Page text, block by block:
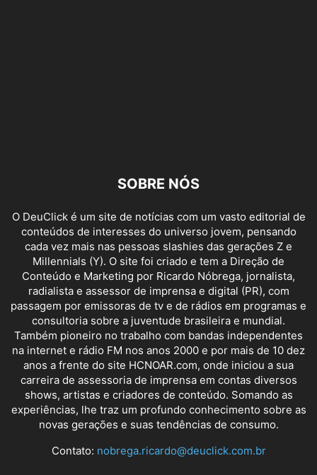
SOBRE NÓS
O DeuClick é um site de notícias com um vasto editorial de
conteúdos de interesses do universo jovem, pensando
cada vez mais nas pessoas slashies das gerações Z e
Millennials (Y). O site foi criado e tem a Direção de
Conteúdo e Marketing por Ricardo Nóbrega, jornalista,
radialista e assessor de imprensa e digital (PR), com
passagem por emissoras de tv e de rádios em programas e
consultoria sobre a juventude brasileira e mundial.
Também pioneiro no trabalho com bandas independentes
na internet e rádio FM nos anos 2000 e por mais de 10 dez
anos a frente do site HCNOAR.com, onde iniciou a sua
carreira de assessoria de imprensa em contas diversos
shows, artistas e criadores de conteúdo. Somando as
experiências, lhe traz um profundo conhecimento sobre as
novas gerações e suas tendências de consumo.
Contato: nobrega.ricardo@deuclick.com.br